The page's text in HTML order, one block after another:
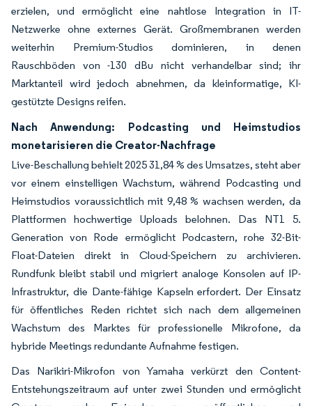
erzielen, und ermöglicht eine nahtlose Integration in IT-
Netzwerke ohne externes Gerät. Großmembranen werden
weiterhin Premium-Studios dominieren, in denen
Rauschböden von -130 dBu nicht verhandelbar sind; ihr
Marktanteil wird jedoch abnehmen, da kleinformatige, KI-
gestützte Designs reifen.
Nach Anwendung: Podcasting und Heimstudios
monetarisieren die Creator-Nachfrage
Live-Beschallung behielt 2025 31,84 % des Umsatzes, steht aber
vor einem einstelligen Wachstum, während Podcasting und
Heimstudios voraussichtlich mit 9,48 % wachsen werden, da
Plattformen hochwertige Uploads belohnen. Das NT1 5.
Generation von Rode ermöglicht Podcastern, rohe 32-Bit-
Float-Dateien direkt in Cloud-Speichern zu archivieren.
Rundfunk bleibt stabil und migriert analoge Konsolen auf IP-
Infrastruktur, die Dante-fähige Kapseln erfordert. Der Einsatz
für öffentliches Reden richtet sich nach dem allgemeinen
Wachstum des Marktes für professionelle Mikrofone, da
hybride Meetings redundante Aufnahme festigen.
Das Narikiri-Mikrofon von Yamaha verkürzt den Content-
Entstehungszeitraum auf unter zwei Stunden und ermöglicht